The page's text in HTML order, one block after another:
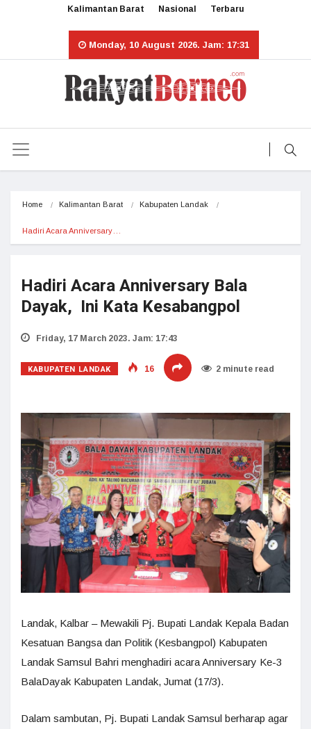
Kalimantan Barat Nasional Terbaru
Monday, 10 August 2026. Jam: 17:31
Home Kalimantan Barat Kabupaten Landak
Hadiri Acara Anniversary…
Hadiri Acara Anniversary Bala
Dayak, Ini Kata Kesabangpol
Friday, 17 March 2023. Jam: 17:43
KABUPATEN LANDAK 16 2 minute read
Landak, Kalbar – Mewakili Pj. Bupati Landak Kepala Badan
Kesatuan Bangsa dan Politik (Kesbangpol) Kabupaten
Landak Samsul Bahri menghadiri acara Anniversary Ke-3
BalaDayak Kabupaten Landak, Jumat (17/3).
Dalam sambutan, Pj. Bupati Landak Samsul berharap agar